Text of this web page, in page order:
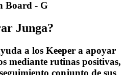
Board - G
Junga?
a los Keeper a apoyar
mediante rutinas positivas,
conjunto de sus